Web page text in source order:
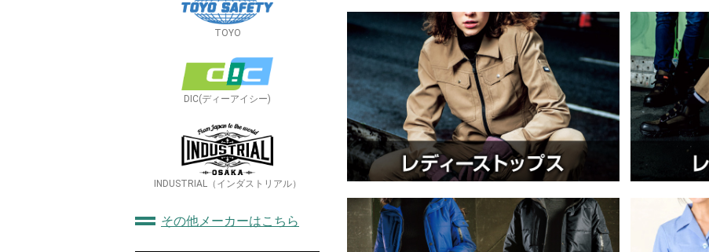
TOYO
DIC(ディーアイシー)
INDUSTRIAL（インダストリアル）
その他メーカーはこちら